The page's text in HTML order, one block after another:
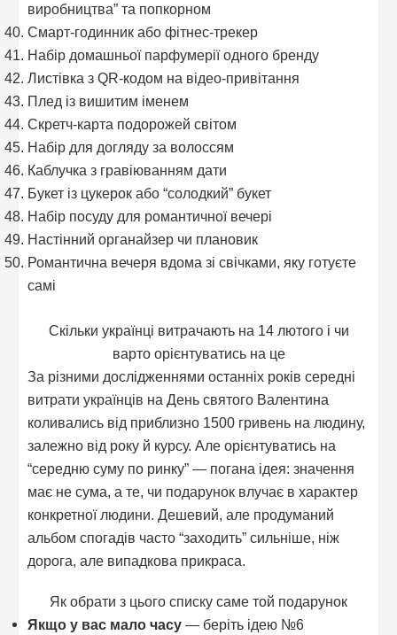
виробництва” та попкорном
Смарт-годинник або фітнес-трекер
Набір домашньої парфумерії одного бренду
Листівка з QR-кодом на відео-привітання
Плед із вишитим іменем
Скретч-карта подорожей світом
Набір для догляду за волоссям
Каблучка з гравіюванням дати
Букет із цукерок або “солодкий” букет
Набір посуду для романтичної вечері
Настінний органайзер чи плановик
Романтична вечеря вдома зі свічками, яку готуєте
самі
Скільки українці витрачають на 14 лютого і чи
варто орієнтуватись на це
За різними дослідженнями останніх років середні
витрати українців на День святого Валентина
коливались від приблизно 1500 гривень на людину,
залежно від року й курсу. Але орієнтуватись на
“середню суму по ринку” — погана ідея: значення
має не сума, а те, чи подарунок влучає в характер
конкретної людини. Дешевий, але продуманий
альбом спогадів часто “заходить” сильніше, ніж
дорога, але випадкова прикраса.
Як обрати з цього списку саме той подарунок
Якщо у вас мало часу — беріть ідею №6